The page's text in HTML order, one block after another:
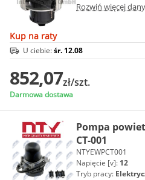
Rozwiń więcej
Kup na raty
U ciebie:śr. 12.08
852,07zł/szt.
Darmowa dostawa
Pompa
CT-001
NTYEWPCT001
Napięcie [v]: 12
Tryb pracy: